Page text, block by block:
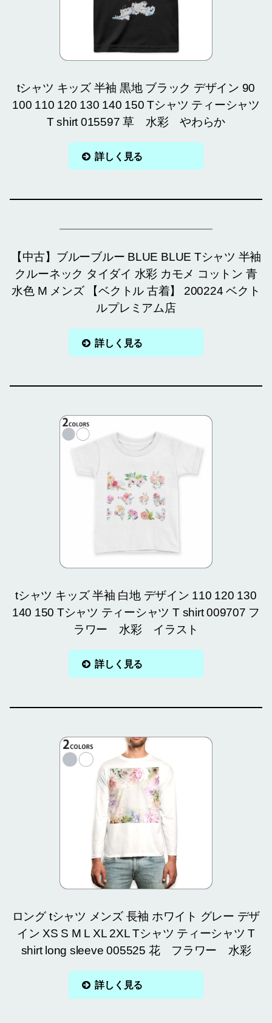
tシャツ キッズ 半袖 黒地 ブラック デザイン 90
100 110 120 130 140 150 Tシャツ ティーシャツ
T shirt 015597 草 水彩 やわらか
詳しく見る
【中古】ブルーブルー BLUE BLUE Tシャツ 半袖
クルーネック タイダイ 水彩 カモメ コットン 青
水色 M メンズ 【ベクトル 古着】 200224 ベクト
ルプレミアム店
詳しく見る
tシャツ キッズ 半袖 白地 デザイン 110 120 130
140 150 Tシャツ ティーシャツ T shirt 009707 フ
ラワー 水彩 イラスト
詳しく見る
ロング tシャツ メンズ 長袖 ホワイト グレー デザ
イン XS S M L XL 2XL Tシャツ ティーシャツ T
shirt long sleeve 005525 花 フラワー 水彩
詳しく見る